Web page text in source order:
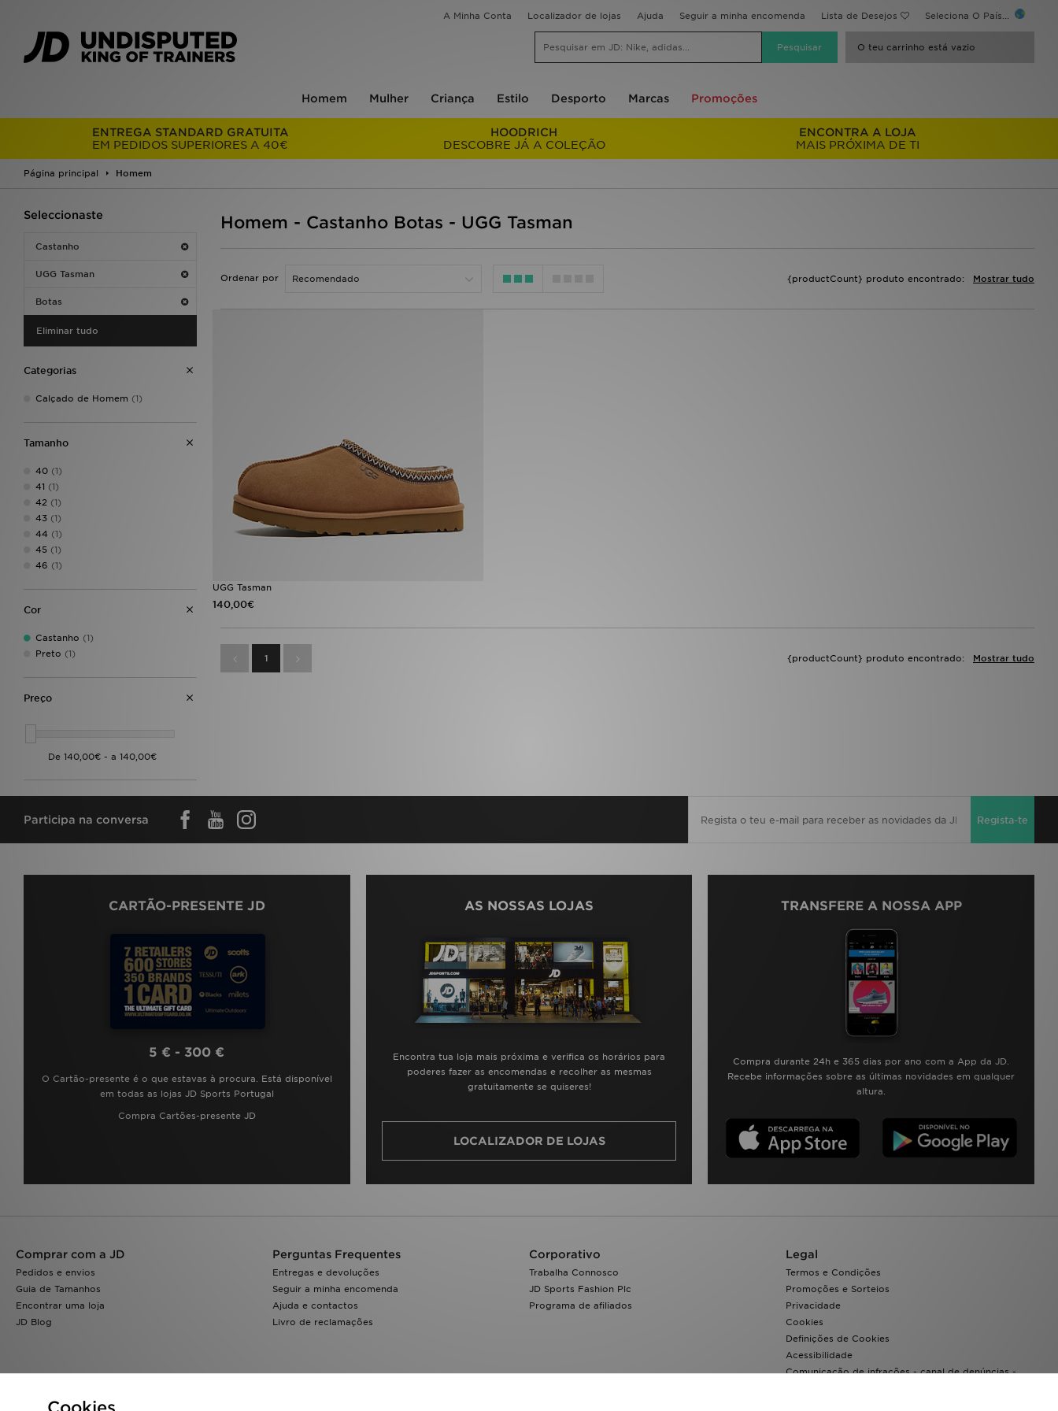
A Minha Conta Localizador de lojas Ajuda Seguir a minha encomenda Lista de Desejos Seleciona O País...
O teu carrinho está vazio
Homem Mulher Criança Estilo Desporto Marcas Promoções
ENTREGA STANDARD GRATUITA
EM PEDIDOS SUPERIORES A 40€
HOODRICH
DESCOBRE JÁ A COLEÇÃO
ENCONTRA A LOJA
MAIS PRÓXIMA DE TI
Página principal Homem
Seleccionaste
Castanho
UGG Tasman
Botas
Eliminar tudo
Categorias
Calçado de Homem (1)
Tamanho
40 (1)
41 (1)
42 (1)
43 (1)
44 (1)
45 (1)
46 (1)
Cor
Castanho (1)
Preto (1)
Preço
Homem - Castanho Botas - UGG Tasman
Ordenar por Mostrar tudo
{productCount} produto encontrado:
UGG Tasman
140,00€
1 Mostrar tudo
{productCount} produto encontrado:
Participa na conversa Regista-te
CARTÃO-PRESENTE JD
5 € - 300 €
O Cartão-presente é o que estavas à procura. Está disponível
em todas as lojas JD Sports Portugal
Compra Cartões-presente JD
AS NOSSAS LOJAS
Encontra tua loja mais próxima e verifica os horários para
poderes fazer as encomendas e recolher as mesmas
gratuitamente se quiseres!
LOCALIZADOR DE LOJAS
TRANSFERE A NOSSA APP
Compra durante 24h e 365 dias por ano com a App da JD.
Recebe informações sobre as últimas novidades em qualquer
altura.
Comprar com a JD
Pedidos e envios
Guia de Tamanhos
Encontrar uma loja
JD Blog
Perguntas Frequentes
Entregas e devoluções
Seguir a minha encomenda
Ajuda e contactos
Livro de reclamações
Corporativo
Trabalha Connosco
JD Sports Fashion Plc
Programa de afiliados
Legal
Termos e Condições
Promoções e Sorteios
Privacidade
Cookies
Definições de Cookies
Acessibilidade
Comunicação de infrações - canal de denúncias -